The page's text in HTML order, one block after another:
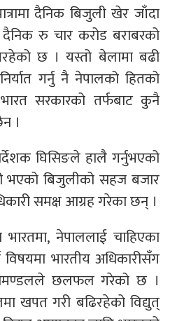
दैनिक बिजुली खेर जाँदा
रु चार करोड बराबरको
छ । यस्तो बेलामा बढी
गर्नु नै नेपालको हितको
सरकारको तर्फबाट कुनै
।
घिसिङले हालै गर्नुभएको
भएको बिजुलीको सहज बजार
समक्ष आग्रह गरेका छन् ।
नेपाललाई चाहिएका
भारतीय अधिकारीसँग
छलफल गरेको छ ।
खपत गरी बढिरहेको विद्युत्